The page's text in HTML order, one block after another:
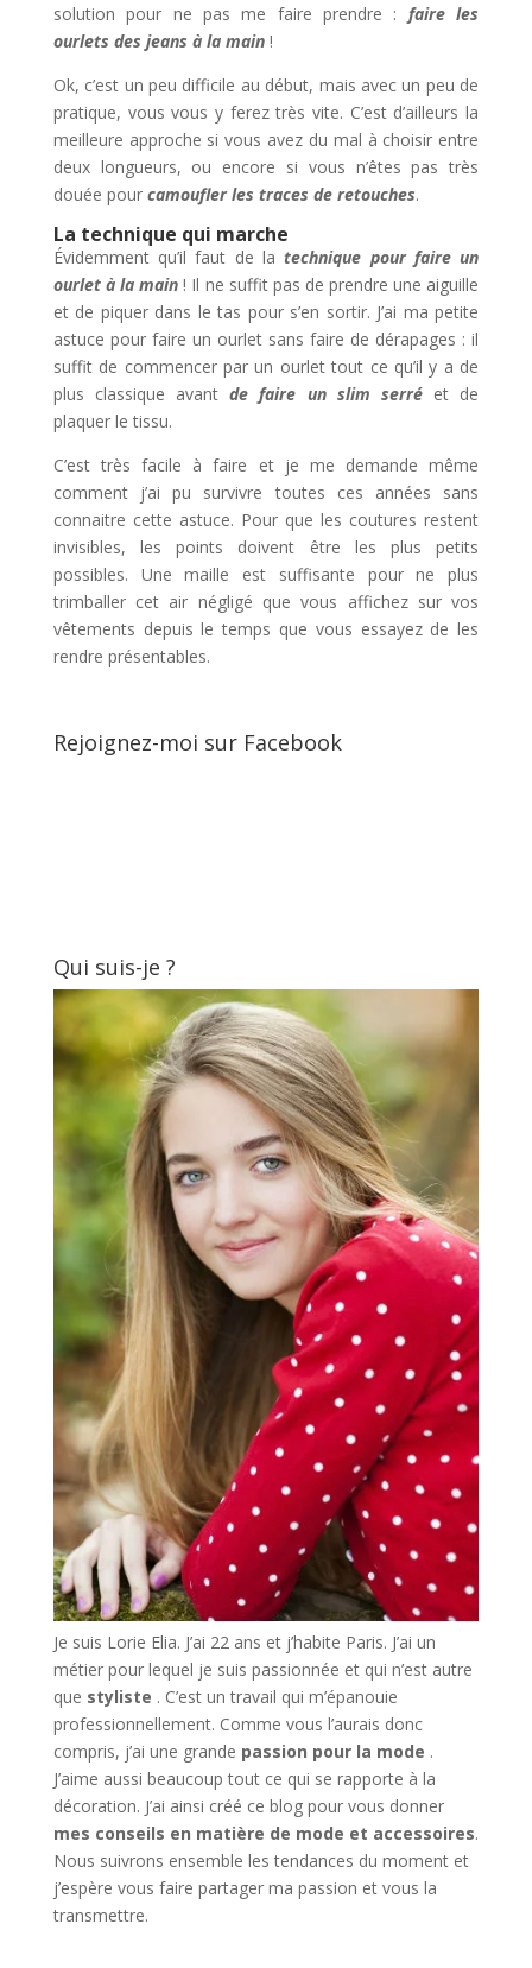
solution pour ne pas me faire prendre : faire les
ourlets des jeans à la main!
Ok, c’est un peu difficile au début, mais avec un peu de
pratique, vous vous y ferez très vite. C’est d’ailleurs la
meilleure approche si vous avez du mal à choisir entre
deux longueurs, ou encore si vous n’êtes pas très
douée pour camoufler les traces de retouches.
La technique qui marche
Évidemment qu’il faut de latechnique pour faire un
ourlet à la main ! Il ne suffit pas de prendre une aiguille
et de piquer dans le tas pour s’en sortir. J’ai ma petite
astuce pour faire un ourlet sans faire de dérapages : il
suffit de commencer par un ourlet tout ce qu’il y a de
plus classique avantde faire un slim serréet de
plaquer le tissu.
C’est très facile à faire et je me demande même
comment j’ai pu survivre toutes ces années sans
connaitre cette astuce. Pour que les coutures restent
invisibles, les points doivent être les plus petits
possibles. Une maille est suffisante pour ne plus
trimballer cet air négligé que vous affichez sur vos
vêtements depuis le temps que vous essayez de les
rendre présentables.
Rejoignez-moi sur Facebook
Qui suis-je ?
Je suis Lorie Elia. J’ai 22 ans et j’habite Paris. J’ai un
métier pour lequel je suis passionnée et qui n’est autre
que styliste . C’est un travail qui m’épanouie
professionnellement. Comme vous l’aurais donc
compris, j’ai une grande passion pour la mode .
J’aime aussi beaucoup tout ce qui se rapporte à la
décoration. J’ai ainsi créé ce blog pour vous donner
mes conseils en matière de mode et accessoires.
Nous suivrons ensemble les tendances du moment et
j’espère vous faire partager ma passion et vous la
transmettre.